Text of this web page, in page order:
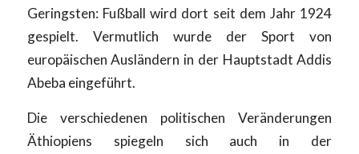
Geringsten: Fußball wird dort seit dem Jahr 1924
gespielt. Vermutlich wurde der Sport von
europäischen Ausländern in der Hauptstadt Addis
Abeba eingeführt.
Die verschiedenen politischen Veränderungen
Äthiopiens spiegeln sich auch in der